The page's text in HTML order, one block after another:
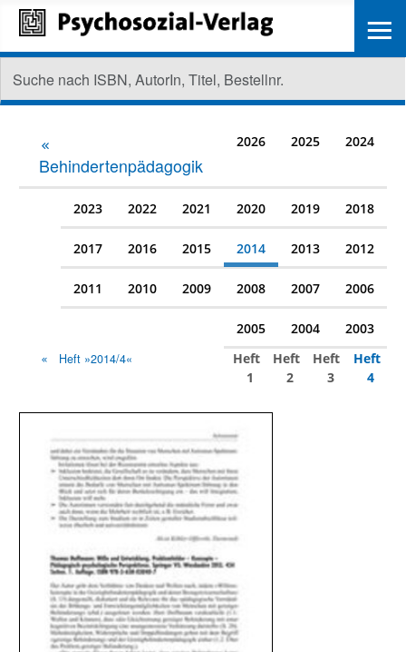
Behindertenpädagogik
2026 2025 2024
2023 2022 2021 2020 2019 2018
2017 2016 2015 2014 2013 2012
2011 2010 2009 2008 2007 2006
2005 2004 2003
Heft »2014/4«
Heft
1
Heft
2
Heft
3
Heft
4
≡